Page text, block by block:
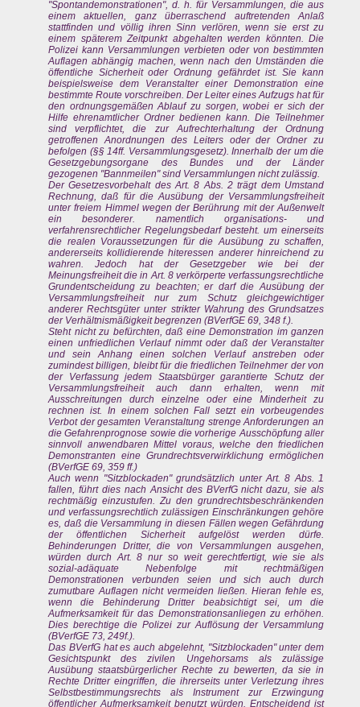
"Spontandemonstrationen", d. h. für Versammlungen, die aus
einem aktuellen, ganz überraschend auftretenden Anlaß
stattfinden und völlig ihren Sinn verlören, wenn sie erst zu
einem späterem Zeitpunkt abgehalten werden könnten. Die
Polizei kann Versammlungen verbieten oder von bestimmten
Auflagen abhängig machen, wenn nach den Umständen die
öffentliche Sicherheit oder Ordnung gefährdet ist. Sie kann
beispielsweise dem Veranstalter einer Demonstration eine
bestimmte Route vorschreiben. Der Leiter eines Aufzugs hat für
den ordnungsgemäßen Ablauf zu sorgen, wobei er sich der
Hilfe ehrenamtlicher Ordner bedienen kann. Die Teilnehmer
sind verpflichtet, die zur Aufrechterhaltung der Ordnung
getroffenen Anordnungen des Leiters oder der Ordner zu
befolgen (§§ 14ff. Versammlungsgesetz). Innerhalb der um die
Gesetzgebungsorgane des Bundes und der Länder
gezogenen "Bannmeilen" sind Versammlungen nicht zulässig.
Der Gesetzesvorbehalt des Art. 8 Abs. 2 trägt dem Umstand
Rechnung, daß für die Ausübung der Versammlungsfreiheit
unter freiem Himmel wegen der Berührung mit der Außenwelt
ein besonderer. namentlich organisations- und
verfahrensrechtlicher Regelungsbedarf besteht. um einerseits
die realen Voraussetzungen für die Ausübung zu schaffen,
andererseits kollidierende hiteressen anderer hinreichend zu
wahren. Jedoch hat der Gesetzgeber wie bei der
Meinungsfreiheit die in Art. 8 verkörperte verfassungsrechtliche
Grundentscheidung zu beachten; er darf die Ausübung der
Versammlungsfreiheit nur zum Schutz gleichgewichtiger
anderer Rechtsgüter unter strikter Wahrung des Grundsatzes
der Verhältnismäßigkeit begrenzen (BVerfGE 69, 348 f.).
Steht nicht zu befürchten, daß eine Demonstration im ganzen
einen unfriedlichen Verlauf nimmt oder daß der Veranstalter
und sein Anhang einen solchen Verlauf anstreben oder
zumindest billigen, bleibt für die friedlichen Teilnehmer der von
der Verfassung jedem Staatsbürger garantierte Schutz der
Versammlungsfreiheit auch dann erhalten, wenn mit
Ausschreitungen durch einzelne oder eine Minderheit zu
rechnen ist. In einem solchen Fall setzt ein vorbeugendes
Verbot der gesamten Veranstaltung strenge Anforderungen an
die Gefahrenprognose sowie die vorherige Ausschöpfung aller
sinnvoll anwendbaren Mittel voraus, welche den friedlichen
Demonstranten eine Grundrechtsverwirklichung ermöglichen
(BVerfGE 69, 359 ff.)
Auch wenn "Sitzblockaden" grundsätzlich unter Art. 8 Abs. 1
fallen, führt dies nach Ansicht des BVerfG nicht dazu, sie als
rechtmäßig einzustufen. Zu den grundrechtsbeschränkenden
und verfassungsrechtlich zulässigen Einschränkungen gehöre
es, daß die Versammlung in diesen Fällen wegen Gefährdung
der öffentlichen Sicherheit aufgelöst werden dürfe.
Behinderungen Dritter, die von Versammlungen ausgehen,
würden durch Art. 8 nur so weit gerechtfertigt, wie sie als
sozial-adäquate Nebenfolge mit rechtmäßigen
Demonstrationen verbunden seien und sich auch durch
zumutbare Auflagen nicht vermeiden ließen. Hieran fehle es,
wenn die Behinderung Dritter beabsichtigt sei, um die
Aufmerksamkeit für das Demonstrationsanliegen zu erhöhen.
Dies berechtige die Polizei zur Auflösung der Versammlung
(BVerfGE 73, 249f.).
Das BVerfG hat es auch abgelehnt, "Sitzblockaden" unter dem
Gesichtspunkt des zivilen Ungehorsams als zulässige
Ausübung staatsbürgerlicher Rechte zu bewerten, da sie in
Rechte Dritter eingriffen, die ihrerseits unter Verletzung ihres
Selbstbestimmungsrechts als Instrument zur Erzwingung
öffentlicher Aufmerksamkeit benutzt würden. Entscheidend ist